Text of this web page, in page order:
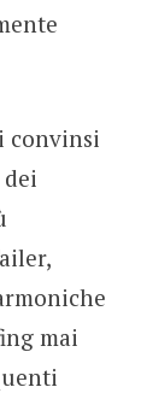
convinsi
mai